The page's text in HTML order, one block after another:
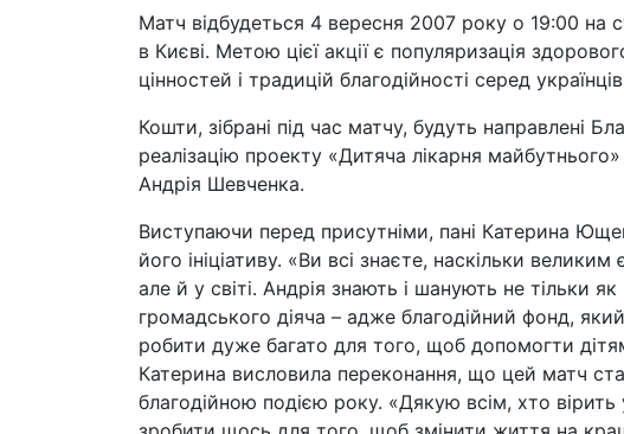
Матч відбудеться 4 вересня 2007 року о 19:00 на
в Києві. Метою цієї акції є популяризація
цінностей і традицій благодійності серед
Кошти, зібрані під час матчу, будуть направлені
реалізацію проекту «Дитяча лікарня
Андрія Шевченка.
Виступаючи перед присутніми, пані Катерина
його ініціативу. «Ви всі знаєте, наскільки
але й у світі. Андрія знають і шанують не тільки
громадського діяча – адже благодійний фонд,
робити дуже багато для того, щоб допомогти
Катерина висловила переконання, що цей матч
благодійною подією року. «Дякую всім, хто